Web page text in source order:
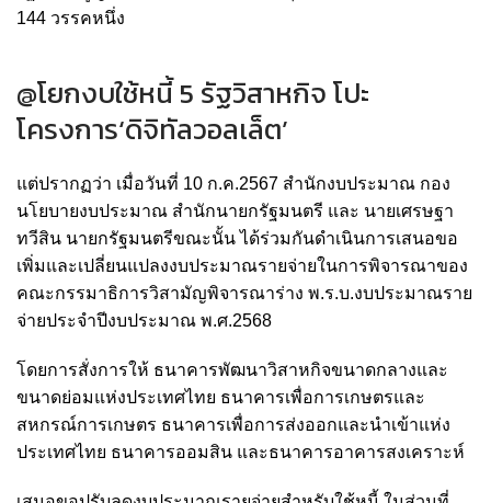
144 วรรคหนึ่ง
@โยกงบใช้หนี้ 5 รัฐวิสาหกิจ โปะ
โครงการ‘ดิจิทัลวอลเล็ต’
แต่ปรากฏว่า เมื่อวันที่ 10 ก.ค.2567 สำนักงบประมาณ กอง
นโยบายงบประมาณ สำนักนายกรัฐมนตรี และ นายเศรษฐา
ทวีสิน นายกรัฐมนตรีขณะนั้น ได้ร่วมกันดำเนินการเสนอขอ
เพิ่มและเปลี่ยนแปลงงบประมาณรายจ่ายในการพิจารณาของ
คณะกรรมาธิการวิสามัญพิจารณาร่าง พ.ร.บ.งบประมาณราย
จ่ายประจำปีงบประมาณ พ.ศ.2568
โดยการสั่งการให้ ธนาคารพัฒนาวิสาหกิจขนาดกลางและ
ขนาดย่อมแห่งประเทศไทย ธนาคารเพื่อการเกษตรและ
สหกรณ์การเกษตร ธนาคารเพื่อการส่งออกและนำเข้าแห่ง
ประเทศไทย ธนาคารออมสิน และธนาคารอาคารสงเคราะห์